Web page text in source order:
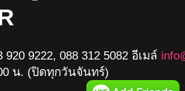
920 9222, 088 312 5082 อีเมล์
น. (ปิดทุกวันจันทร์)